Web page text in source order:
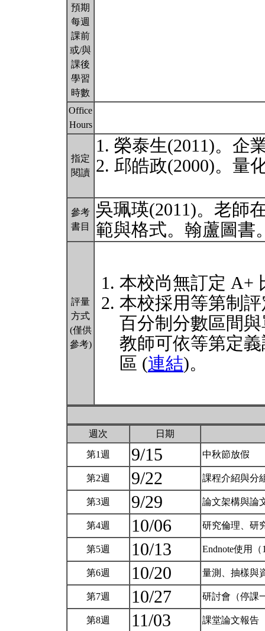
預期
每週
課前
或/與
課後
學習
時數
Office
Hours
指定
閱讀
1. 榮泰生(2011)。企
2. 邱皓政(2000)。量
參考
書目
吳珮瑛(2011)。老師
範與格式。翰蘆圖書
評量
方式
(僅供
參考)
本校尚無訂定 A+
本校採用等第制
百分制分數區間
教師可依等第定
區 (連結)。
週次 日期
第1週 9/15 中秋節放假
第2週 9/22 課程介紹與分
第3週 9/29 論文架構與論
第4週 10/06 研究倫理、研
第5週 10/13 Endnote使用
第6週 10/20 量測、抽樣與
第7週 10/27 研討會（停課
第8週 11/03 課堂論文報告